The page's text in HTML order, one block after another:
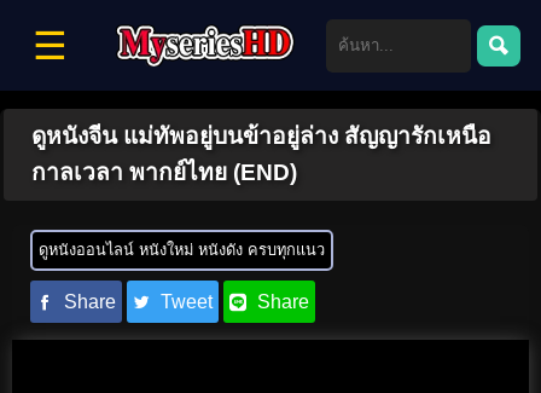
☰
ดูหนังจีน แม่ทัพอยู่บนข้าอยู่ล่าง สัญญารักเหนือ
กาลเวลา พากย์ไทย (END)
ดูหนังออนไลน์ หนังใหม่ หนังดัง ครบทุกแนว
Share Tweet Share